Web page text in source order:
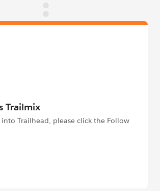
Trailmix
Trailhead, please click the Follow